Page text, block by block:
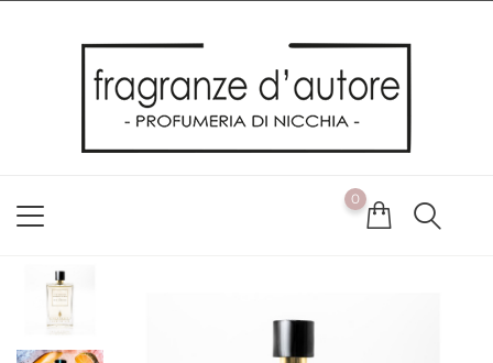
Utilizziamo i cookie per offrirti la migliore esperienza possibile
sul nostro sito web. Cliccando su OK, acconsenti alla nostra
politica sui cookie. Se desideri modificare le tue preferenze sui
cookie, puoi farlo
0